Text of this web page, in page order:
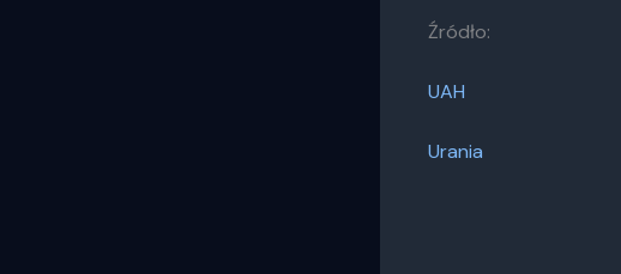
Źródło:
UAH
Urania